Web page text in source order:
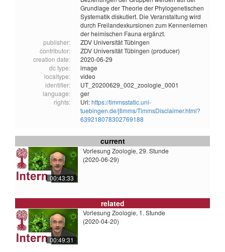
Grundlage der Theorie der Phylogenetischen
Systematik diskutiert. Die Veranstaltung wird
durch Freilandexkursionen zum Kennenlernen
der heimischen Fauna ergänzt.
publisher:
ZDV Universität Tübingen
contributor:
ZDV Universität Tübingen (producer)
creation date:
2020-06-29
dc type:
image
localtype:
video
identifier:
UT_20200629_002_zoologie_0001
language:
ger
rights:
Url:https://timmsstatic.uni-
tuebingen.de/jtimms/TimmsDisclaimer.html?
639218078302769188
current
00:43:33
Vorlesung Zoologie, 29. Stunde
(2020-06-29)
related
00:49:31
Vorlesung Zoologie, 1. Stunde
(2020-04-20)